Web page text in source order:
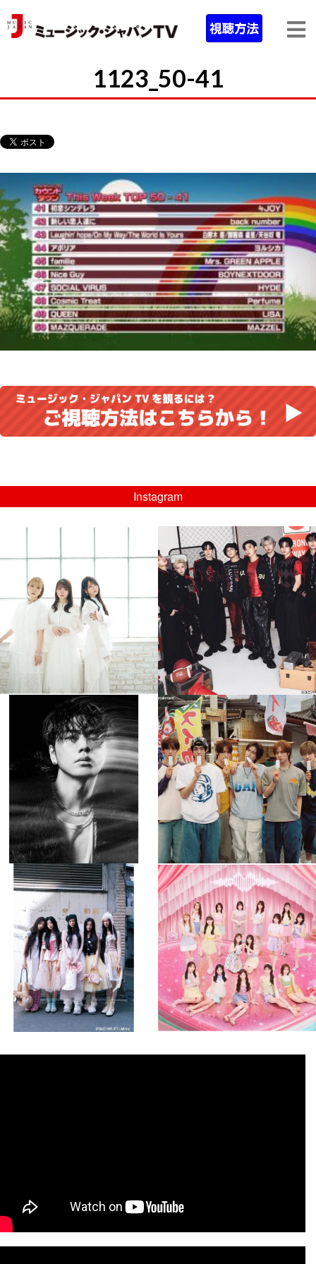
1123_50-41
Instagram
💡8/5(水)特番放送！
...
8月 4
4 0
musicjapantv
💡08/05(水)23:00特番放送！
...
8月 4
4 0
musicjapantv
💡8月特番放送決定！
...
8月 4
510 0
musicjapantv
💡8月特番放送決定！
...
8月 4
6 0
musicjapantv
💡8月特番放送決定！
8月 4
2 0
musicjapantv
💡8月特番放送決定！
...
8月 4
2 0